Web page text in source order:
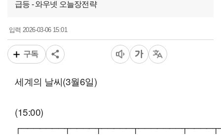
급등 - 와우넷 오늘장전략
입력2026-03-06 15:01
구독
세계의 날씨(3월6일)
(15:00)